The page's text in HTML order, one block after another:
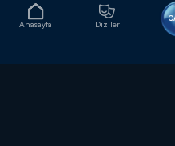
Anasayfa Diziler